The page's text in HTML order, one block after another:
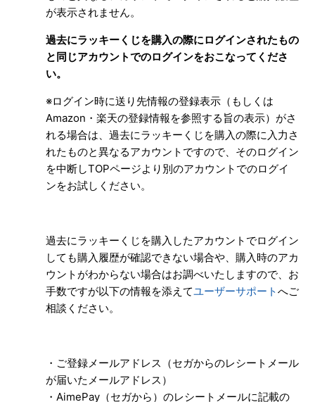
が、使用した楽天ポイントが返還されない
【ラッキーくじオンライン】「本人認証サービス(3Dセキュ
ア)の認証がキャンセルされました」と表示された
た/不足があった
もっと見る
が表示されません。
過去にラッキーくじを購入の際にログインされたもの
と同じアカウントでのログインをおこなってくださ
い。
※ログイン時に送り先情報の登録表示（もしくは
Amazon・楽天の登録情報を参照する旨の表示）がさ
れる場合は、過去にラッキーくじを購入の際に入力さ
れたものと異なるアカウントですので、そのログイン
を中断しTOPページより別のアカウントでのログイ
ンをお試しください。
過去にラッキーくじを購入したアカウントでログイン
しても購入履歴が確認できない場合や、購入時のアカ
ウントがわからない場合はお調べいたしますので、お
手数ですが以下の情報を添えてユーザーサポートへご
相談ください。
・ご登録メールアドレス（セガからのレシートメール
が届いたメールアドレス）
・AimePay（セガから）のレシートメールに記載の